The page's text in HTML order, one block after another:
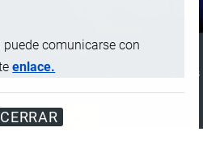
comunicarse con
enlace.
CERRAR
INTERNACIONAL
Internacional de Operadores
ANUNCIAR